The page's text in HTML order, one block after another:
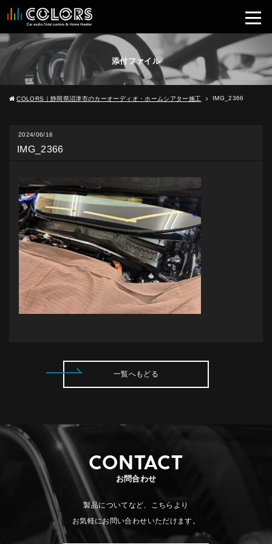
添付ファイル
COLORS｜静岡県沼津市のカーオーディオ・ホームシアター施工 IMG_2366
2024/06/16
IMG_2366
一覧へもどる
CONTACT
お問合わせ
製品についてなど、こちらより
お気軽にお問い合わせいただけます。